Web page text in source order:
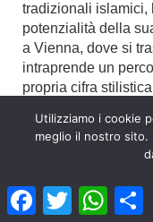
tradizionali islamici,
potenzialità della
a Vienna, dove si
intraprende un
propria cifra
capacità di
tradizionale per
contemporanei e di
araba e jazz; una
e colori con
FacebookTwitter
Utilizziamo i cookie
meglio il nostro sito.